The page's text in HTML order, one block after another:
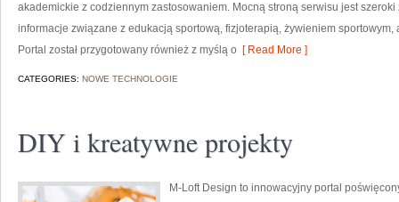
akademickie z codziennym zastosowaniem. Mocną stroną serwisu jest
informacje związane z edukacją sportową, fizjoterapią, żywieniem
Portal został przygotowany również z myślą o [ Read More ]
CATEGORIES: NOWE TECHNOLOGIE
DIY i kreatywne projekty
M-Loft Design to innowacyjny portal